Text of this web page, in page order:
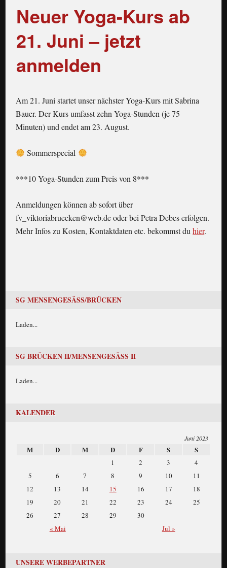
Neuer Yoga-Kurs ab
21. Juni – jetzt
anmelden
Am 21. Juni startet unser nächster Yoga-Kurs mit Sabrina
Bauer. Der Kurs umfasst zehn Yoga-Stunden (je 75
Minuten) und endet am 23. August.
Sommerspecial
***10 Yoga-Stunden zum Preis von 8***
Anmeldungen können ab sofort über
fv_viktoriabruecken@web.de oder bei Petra Debes erfolgen.
Mehr Infos zu Kosten, Kontaktdaten etc. bekommst duhier.
SG MENSENGESÄSS/BRÜCKEN
Laden...
SG BRÜCKEN II/MENSENGESÄSS II
Laden...
KALENDER
Juni 2023
M D M D F S S
« Mai Jul »
1 2 3
4
5
6 7 8 9 10
11
12
13 14 15 16 17
18
19
20 21 22 23 24
25
26
27 28 29 30
UNSERE WERBEPARTNER